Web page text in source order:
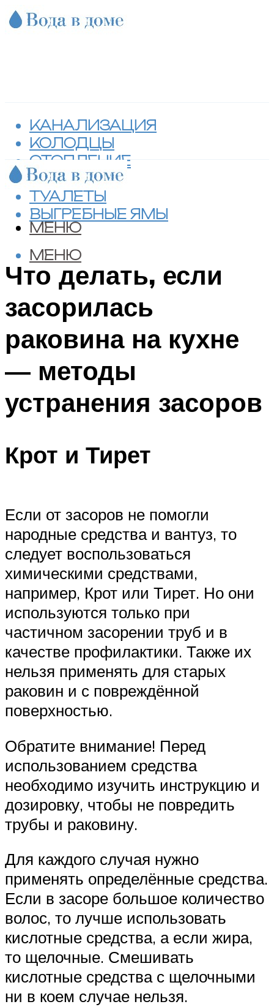
КАНАЛИЗАЦИЯ
КОЛОДЦЫ
ОТОПЛЕНИЕ
СЕПТИКИ
ТУАЛЕТЫ
ВЫГРЕБНЫЕ ЯМЫ
МЕНЮ
МЕНЮ
Что делать, если
засорилась
раковина на кухне
— методы
устранения засоров
Крот и Тирет
Если от засоров не помогли
народные средства и вантуз, то
следует воспользоваться
химическими средствами,
например, Крот или Тирет. Но они
используются только при
частичном засорении труб и в
качестве профилактики. Также их
нельзя применять для старых
раковин и с повреждённой
поверхностью.
Обратите внимание! Перед
использованием средства
необходимо изучить инструкцию и
дозировку, чтобы не повредить
трубы и раковину.
Для каждого случая нужно
применять определённые средства.
Если в засоре большое количество
волос, то лучше использовать
кислотные средства, а если жира,
то щелочные. Смешивать
кислотные средства с щелочными
ни в коем случае нельзя.